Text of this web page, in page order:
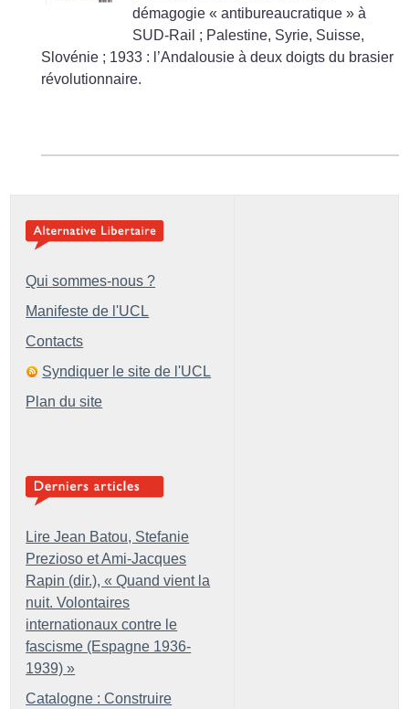
démagogie « antibureaucratique » à
SUD-Rail ; Palestine, Syrie, Suisse,
Slovénie ; 1933 : l’Andalousie à deux doigts du brasier
révolutionnaire.
Qui sommes-nous ?
Manifeste de l'UCL
Contacts
Syndiquer le site de l'UCL
Plan du site
Lire Jean Batou, Stefanie
Prezioso et Ami-Jacques
Rapin (dir.), « Quand vient la
nuit. Volontaires
internationaux contre le
fascisme (Espagne 1936-
1939) »
Catalogne : Construire